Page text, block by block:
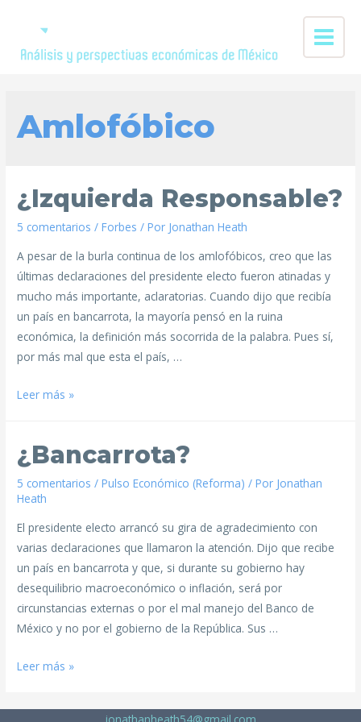
Amlofóbico
¿Izquierda Responsable?
5 comentarios /Forbes / Por Jonathan Heath
A pesar de la burla continua de los amlofóbicos, creo que las
últimas declaraciones del presidente electo fueron atinadas y
mucho más importante, aclaratorias. Cuando dijo que recibía
un país en bancarrota, la mayoría pensó en la ruina
económica, la definición más socorrida de la palabra. Pues sí,
por más mal que esta el país, …
Leer más »
¿Bancarrota?
5 comentarios /Pulso Económico (Reforma) / Por Jonathan
Heath
El presidente electo arrancó su gira de agradecimiento con
varias declaraciones que llamaron la atención. Dijo que recibe
un país en bancarrota y que, si durante su gobierno hay
desequilibrio macroeconómico o inflación, será por
circunstancias externas o por el mal manejo del Banco de
México y no por el gobierno de la República. Sus …
Leer más »
jonathanheath54@gmail.com